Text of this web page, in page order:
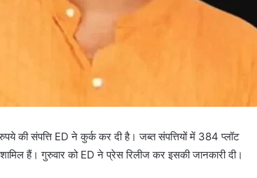
की संपत्ति ED ने कुर्क कर दी है। जब्त संपत्तियों में 384 प्लॉट
हैं। गुरुवार को ED ने प्रेस रिलीज कर इसकी जानकारी दी।